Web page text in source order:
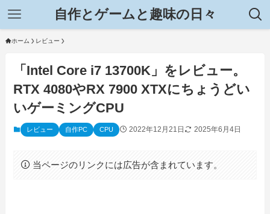
自作とゲームと趣味の日々
ホーム レビュー
「Intel Core i7 13700K」をレビュー。
RTX 4080やRX 7900 XTXにちょうどい
いゲーミングCPU
レビュー 自作PC CPU 2022年12月21日 2025年6月4日
当ページのリンクには広告が含まれています。